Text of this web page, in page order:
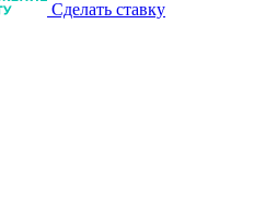
Сделать ставку